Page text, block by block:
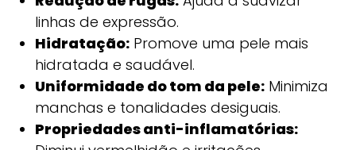
linhas de expressão.
Hidratação:Promove uma pele mais
hidratada e saudável.
Uniformidade do tom da pele:Minimiza
manchas e tonalidades desiguais.
Propriedades anti-inflamatórias: